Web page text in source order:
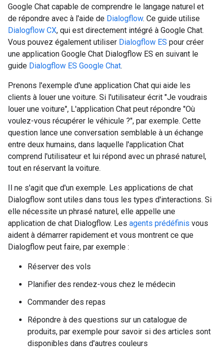
Google Chat capable de comprendre le langage naturel et
de répondre avec à l'aide de Dialogflow. Ce guide utilise
Dialogflow CX, qui est directement intégré à Google Chat.
Vous pouvez également utiliser Dialogflow ES pour créer
une application Google Chat Dialogflow ES en suivant le
guide Dialogflow ES Google Chat.
Prenons l'exemple d'une application Chat qui aide les
clients à louer une voiture. Si l'utilisateur écrit "Je voudrais
louer une voiture", L'application Chat peut répondre "Où
voulez-vous récupérer le véhicule ?", par exemple. Cette
question lance une conversation semblable à un échange
entre deux humains, dans laquelle l'application Chat
comprend l'utilisateur et lui répond avec un phrasé naturel,
tout en réservant la voiture.
Il ne s'agit que d'un exemple. Les applications de chat
Dialogflow sont utiles dans tous les types d'interactions. Si
elle nécessite un phrasé naturel, elle appelle une
application de chat Dialogflow. Les agents prédéfinis vous
aident à démarrer rapidement et vous montrent ce que
Dialogflow peut faire, par exemple :
Réserver des vols
Planifier des rendez-vous chez le médecin
Commander des repas
Répondre à des questions sur un catalogue de
produits, par exemple pour savoir si des articles sont
disponibles dans d'autres couleurs